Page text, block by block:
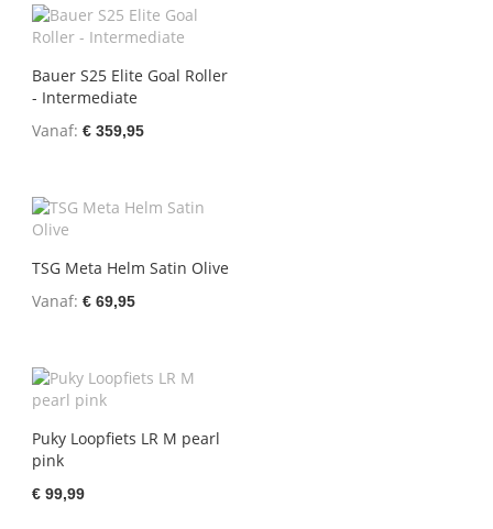
Bauer S25 Elite Goal Roller
- Intermediate
Vanaf € 359,95
TSG Meta Helm Satin Olive
Vanaf € 69,95
Puky Loopfiets LR M pearl
pink
€ 99,99